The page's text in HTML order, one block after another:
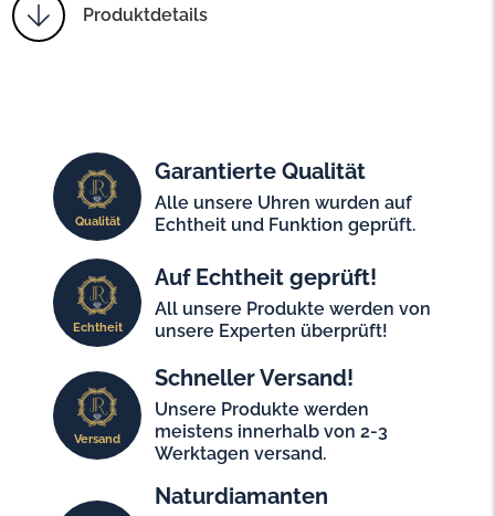
Produktdetails
Qualität
Garantierte Qualität
Alle unsere Uhren wurden auf
Echtheit und Funktion geprüft.
Echtheit
Auf Echtheit geprüft!
All unsere Produkte werden von
unsere Experten überprüft!
Versand
Schneller Versand!
Unsere Produkte werden
meistens innerhalb von 2-3
Werktagen versand.
Naturdiamanten